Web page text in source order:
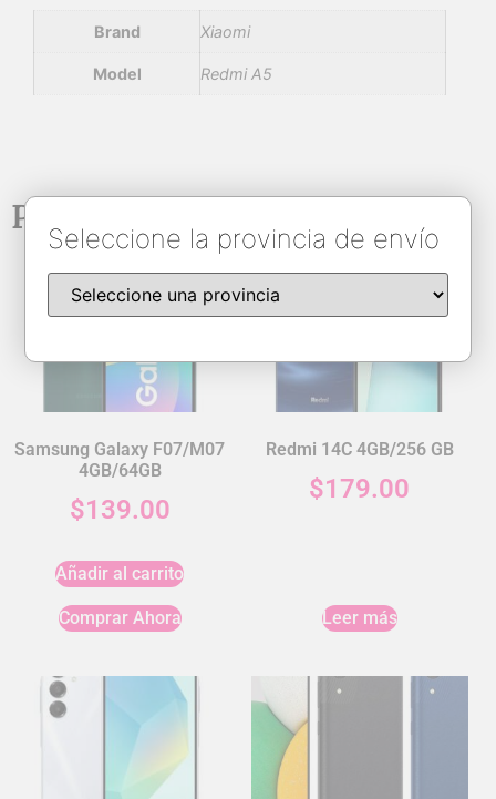
Brand Xiaomi
Model Redmi A5
Productos relacionados
Samsung Galaxy F07/M07
4GB/64GB
$139.00
Añadir al carrito
Comprar Ahora
Redmi 14C 4GB/256 GB
$179.00
Leer más
Seleccione la provincia de envío